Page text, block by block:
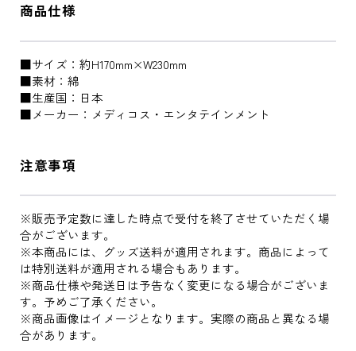
商品仕様
■サイズ：約H170mm×W230mm
■素材：綿
■生産国：日本
■メーカー：メディコス・エンタテインメント
注意事項
※販売予定数に達した時点で受付を終了させていただく場
合がございます。
※本商品には、グッズ送料が適用されます。商品によって
は特別送料が適用される場合もあります。
※商品仕様や発送日は予告なく変更になる場合がございま
す。予めご了承ください。
※商品画像はイメージとなります。実際の商品と異なる場
合があります。